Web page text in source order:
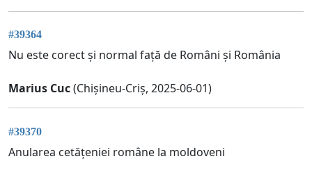
#39364
Nu este corect și normal față de Români și România
Marius Cuc(Chișineu-Criș, 2025-06-01)
#39370
Anularea cetățeniei române la moldoveni